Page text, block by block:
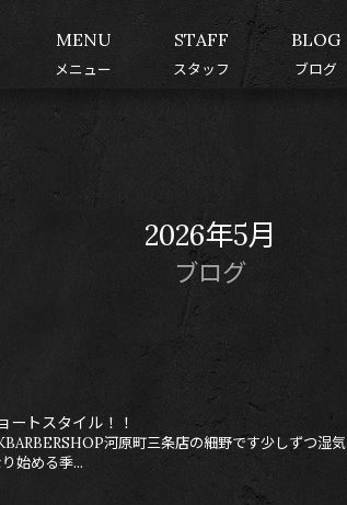
MENU
メニュー
STAFF
スタッフ
BLOG
ブログ
2026年5月
ブログ
ートスタイル！！
河原町三条店の細野です少しずつ湿
始める季...